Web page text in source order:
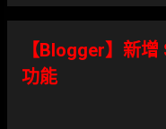
來，其
站 或
【Blogger】新
功能